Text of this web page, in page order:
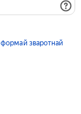
формай зваротнай